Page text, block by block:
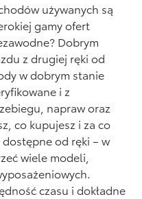
używanych są
gamy ofert
Dobrym
z drugiej ręki od
w dobrym stanie
i z
napraw oraz
co kupujesz i za co
dostępne od ręki – w
wiele modeli,
czasu i dokładne